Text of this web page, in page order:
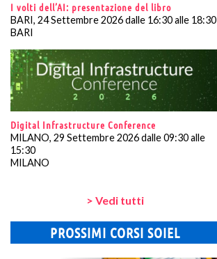
I volti dell’AI: presentazione del libro
BARI, 24 Settembre 2026 dalle 16:30 alle 18:30
BARI
Digital Infrastructure Conference
MILANO, 29 Settembre 2026 dalle 09:30 alle
15:30
MILANO
> Vedi tutti
PROSSIMI CORSI SOIEL